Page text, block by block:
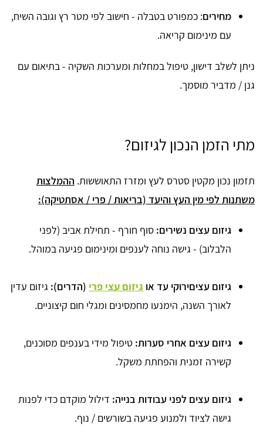
מחירים: כמפורט בטבלה - חישוב לפי מטר רץ וגובה השיח,
עם מינימום קריאה.
ניתן לשלב דישון, טיפול במחלות ומערכות השקיה - בתיאום עם
גנן / מדביר מוסמך.
מתי הזמן הנכון לגיזום?
תזמון נכון מקטין סטרס לעץ ומזרז התאוששות. ההמלצות
משתנות לפי מין העץ והיעד (בריאות / פרי / אסתטיקה):
גיזום עצים נשירים: סוף חורף - תחילת אביב (לפני
הלבלוב) - גישה נוחה לענפים ומינימום פגיעה במוהל.
גיזום עציםירוקי עד או גיזום עצי פרי (הדרים): גיזום עדין
לאורך השנה, הימנעו מחמסינים ומגלי חום קיצוניים.
גיזום עצים אחרי סערות: טיפול מידי בענפים מסוכנים,
קשירה זמנית והפחתת משקל.
גיזום עצים לפני עבודות בנייה: דילול מוקדם כדי לפנות
גישה לציוד ולמנוע פגיעה בשורשים / נוף.